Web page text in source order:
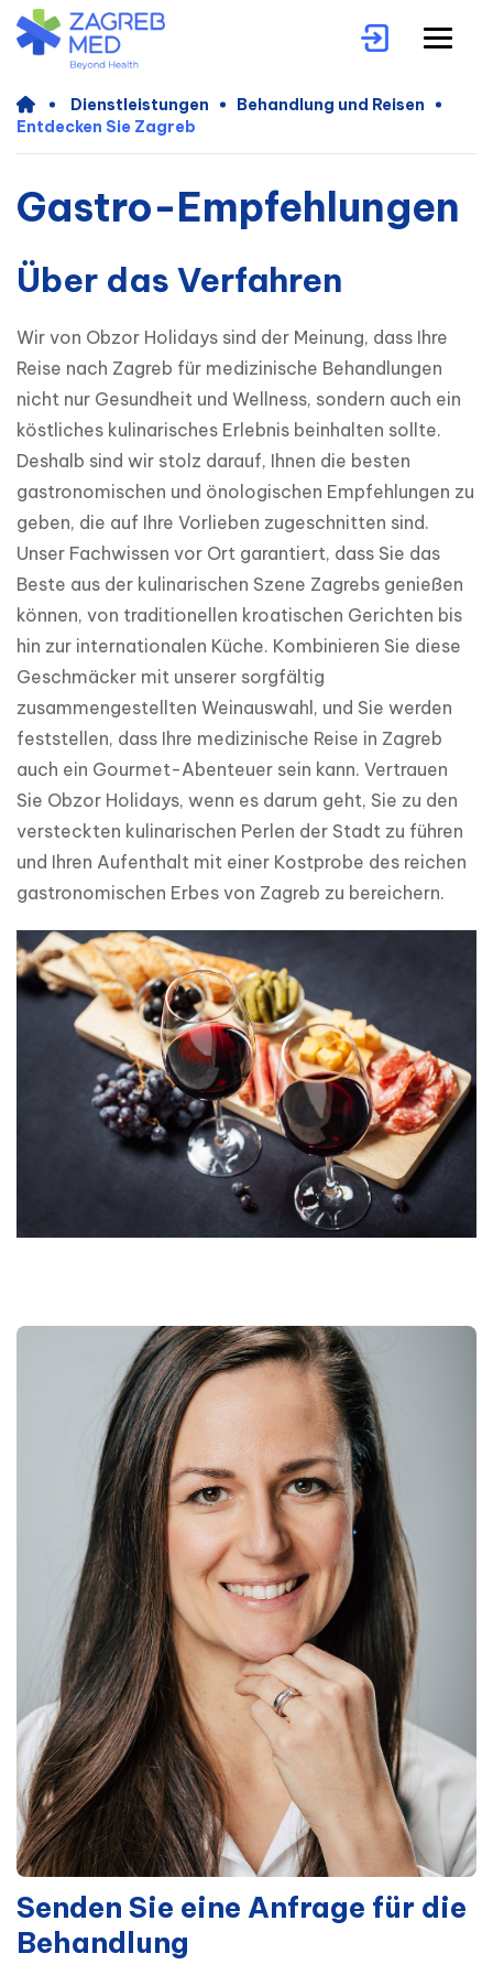
Dienstleistungen
Behandlung und Reisen
Entdecken Sie Zagreb
Gastro-Empfehlungen
Über das Verfahren
Wir von Obzor Holidays sind der Meinung, dass Ihre
Reise nach Zagreb für medizinische Behandlungen
nicht nur Gesundheit und Wellness, sondern auch ein
köstliches kulinarisches Erlebnis beinhalten sollte.
Deshalb sind wir stolz darauf, Ihnen die besten
gastronomischen und önologischen Empfehlungen zu
geben, die auf Ihre Vorlieben zugeschnitten sind.
Unser Fachwissen vor Ort garantiert, dass Sie das
Beste aus der kulinarischen Szene Zagrebs genießen
können, von traditionellen kroatischen Gerichten bis
hin zur internationalen Küche. Kombinieren Sie diese
Geschmäcker mit unserer sorgfältig
zusammengestellten Weinauswahl, und Sie werden
feststellen, dass Ihre medizinische Reise in Zagreb
auch ein Gourmet-Abenteuer sein kann. Vertrauen
Sie Obzor Holidays, wenn es darum geht, Sie zu den
versteckten kulinarischen Perlen der Stadt zu führen
und Ihren Aufenthalt mit einer Kostprobe des reichen
gastronomischen Erbes von Zagreb zu bereichern.
Senden Sie eine Anfrage für die
Behandlung